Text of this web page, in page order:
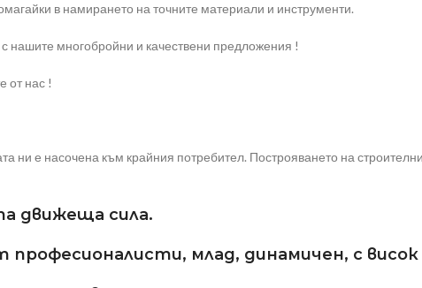
в намирането на точните материали и инструменти.
нашите многобройни и качествени предложения !
от нас !
ни е насочена към крайния потребител. Построяването на
движеща сила.
млад, динамичен, с